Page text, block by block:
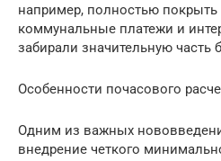
например, полностью покрыть
коммунальные платежи и
забирали значительную часть
Особенности почасового
Одним из важных
внедрение четкого